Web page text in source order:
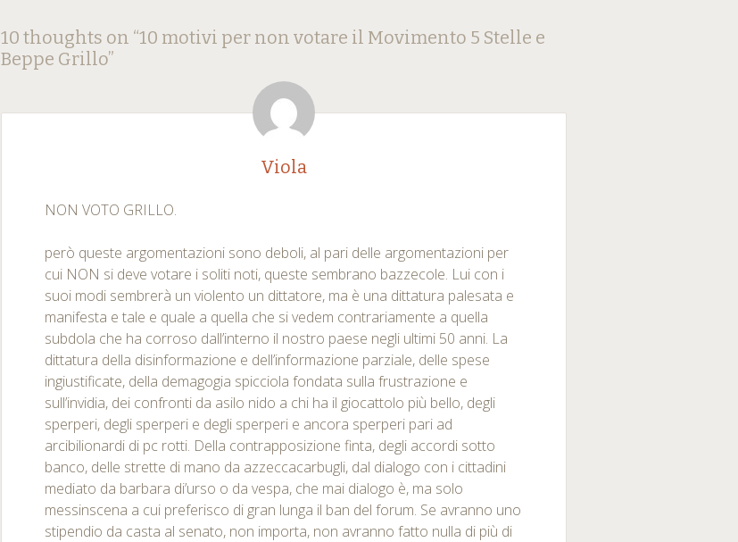
Post
←
→
10 thoughts on “10 motivi per non votare il Movimento 5 Stelle e
Beppe Grillo”
Viola
NON VOTO GRILLO.
però queste argomentazioni sono deboli, al pari delle argomentazioni per
cui NON si deve votare i soliti noti, queste sembrano bazzecole. Lui con i
suoi modi sembrerà un violento un dittatore, ma è una dittatura palesata e
manifesta e tale e quale a quella che si vedem contrariamente a quella
subdola che ha corroso dall’interno il nostro paese negli ultimi 50 anni. La
dittatura della disinformazione e dell’informazione parziale, delle spese
ingiustificate, della demagogia spicciola fondata sulla frustrazione e
sull’invidia, dei confronti da asilo nido a chi ha il giocattolo più bello, degli
sperperi, degli sperperi e degli sperperi e ancora sperperi pari ad
arcibilionardi di pc rotti. Della contrapposizione finta, degli accordi sotto
banco, delle strette di mano da azzeccacarbugli, dal dialogo con i cittadini
mediato da barbara di’urso o da vespa, che mai dialogo è, ma solo
messinscena a cui preferisco di gran lunga il ban del forum. Se avranno uno
stipendio da casta al senato, non importa, non avranno fatto nulla di più di